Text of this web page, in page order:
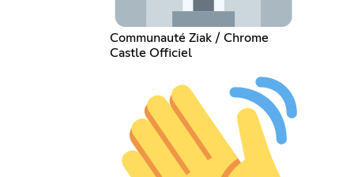
Communauté Ziak / Chrome
Castle Officiel